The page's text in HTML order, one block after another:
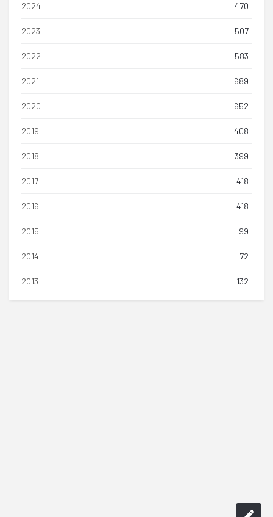
2024 470
2023 507
2022 583
2021 689
2020 652
2019 408
2018 399
2017 418
2016 418
2015 99
2014 72
2013 132